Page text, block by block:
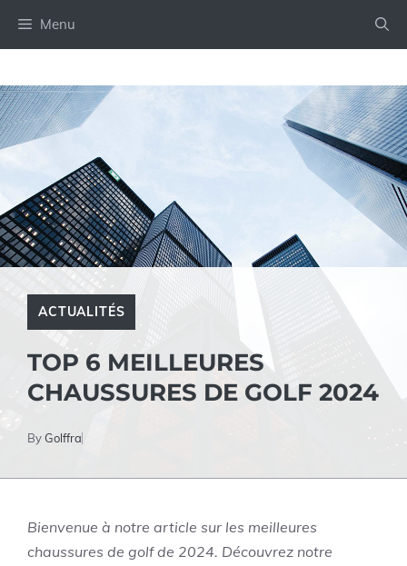
Menu
ACTUALITÉS
TOP 6 MEILLEURES
CHAUSSURES DE GOLF 2024
ByGolffra
Bienvenue à notre article sur les meilleures
chaussures de golf de 2024. Découvrez notre